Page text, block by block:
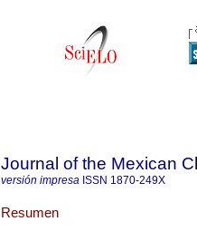
Journal of the Mexican
versión impresa ISSN 1870-249X
Resumen